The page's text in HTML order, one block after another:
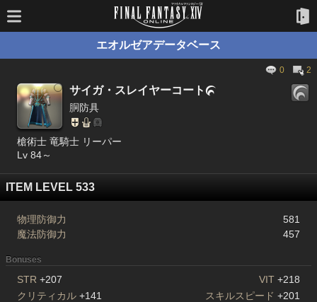
エオルゼアデータベース
0 2
サイガ・スレイヤーコート
胴防具
槍術士 竜騎士 リーパー
Lv 84～
ITEM LEVEL 533
物理防御力
581
魔法防御力
457
Bonuses
STR +207 VIT +218
クリティカル +141 スキルスピード +201